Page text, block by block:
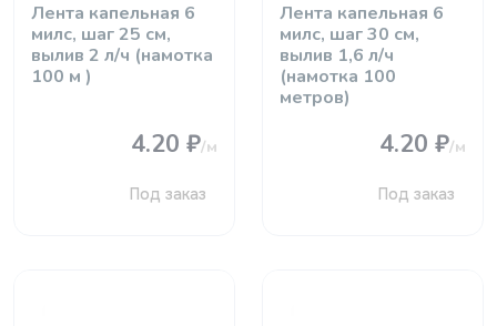
Лента капельная 6
милс, шаг 25 см,
вылив 2 л/ч (намотка
100 м )
4.20 ₽/м
Под заказ
Лента капельная 6
милс, шаг 30 см,
вылив 1,6 л/ч
(намотка 100
метров)
4.20 ₽/м
Под заказ